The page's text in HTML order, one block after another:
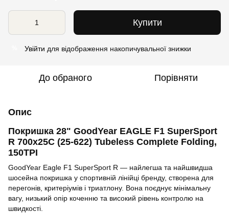
Купити
Увійти для відображення накопичувальної знижки
До обраного Порівняти
Опис
Покришка 28" GoodYear EAGLE F1 SuperSport
R 700x25C (25-622) Tubeless Complete Folding,
150TPI
GoodYear Eagle F1 SuperSport R — найлегша та найшвидша
шосейна покришка у спортивній лінійці бренду, створена для
перегонів, критеріумів і триатлону. Вона поєднує мінімальну
вагу, низький опір коченню та високий рівень контролю на
швидкості.